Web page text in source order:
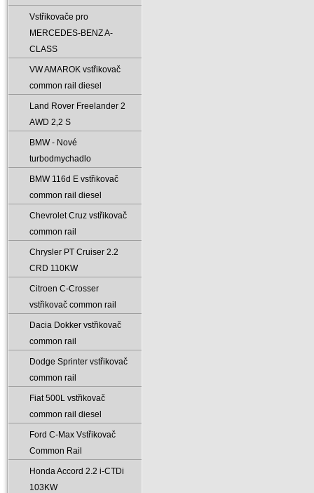
Vstřikovače pro
MERCEDES-BENZ A-
CLASS
VW AMAROK vstřikovač
common rail diesel
Land Rover Freelander 2
AWD 2‚2 S
BMW - Nové
turbodmychadlo
BMW 116d E vstřikovač
common rail diesel
Chevrolet Cruz vstřikovač
common rail
Chrysler PT Cruiser 2.2
CRD 110KW
Citroen C-Crosser
vstřikovač common rail
Dacia Dokker vstřikovač
common rail
Dodge Sprinter vstřikovač
common rail
Fiat 500L vstřikovač
common rail diesel
Ford C-Max Vstřikovač
Common Rail
Honda Accord 2.2 i-CTDi
103KW